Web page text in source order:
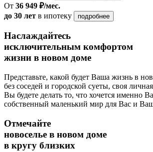
От 36 949 ₽/мес.
до 30 лет в ипотеку подробнее
Наслаждайтесь
исключительным комфортом
жизни в новом доме
Представьте, какой будет Ваша жизнь в
без соседей и городской суеты, своя
Вы будете делать то, что хочется именно
собственный маленький мир для Вас и
Отмечайте
новоселье в новом доме
в кругу близких